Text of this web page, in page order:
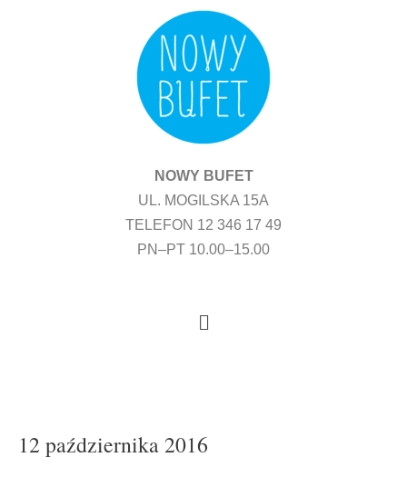
NOWY BUFET
UL. MOGILSKA 15A
TELEFON 12 346 17 49
PN–PT 10.00–15.00
Menu
12 października 2016